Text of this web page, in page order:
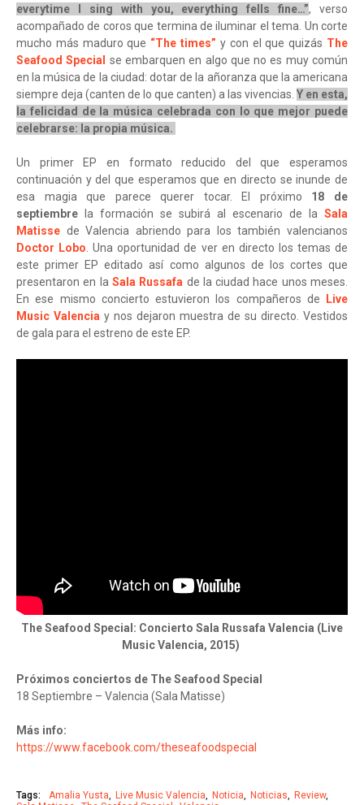
everytime I sing with you, everything fells fine…”, verso
acompañado de coros que termina de iluminar el tema. Un corte
mucho más maduro que “The times” y con el que quizás The
Seafood Special se embarquen en algo que no es muy común
en la música de la ciudad: dotar de la añoranza que la americana
siempre deja (canten de lo que canten) a las vivencias. Y en esta,
la felicidad de la música celebrada con lo que mejor puede
celebrarse: la propia música.
Un primer EP en formato reducido del que esperamos
continuación y del que esperamos que en directo se inunde de
esa magia que parece querer tocar. El próximo 18 de
septiembre la formación se subirá al escenario de la Sala
Matisse de Valencia abriendo para los también valencianos
Doctor Lobo. Una oportunidad de ver en directo los temas de
este primer EP editado así como algunos de los cortes que
presentaron en la Sala Russafa de la ciudad hace unos meses.
En ese mismo concierto estuvieron los compañeros de
Live
Music Valencia y nos dejaron muestra de su directo. Vestidos
de gala para el estreno de este EP.
The Seafood Special: Concierto Sala Russafa Valencia (Live
Music Valencia, 2015)
Próximos conciertos de The Seafood Special
18 Septiembre – Valencia (Sala Matisse)
Más info:
https://www.facebook.com/theseafoodspecial
Tags: Amalia Yusta Live Music Valencia Noticia Noticias
Review